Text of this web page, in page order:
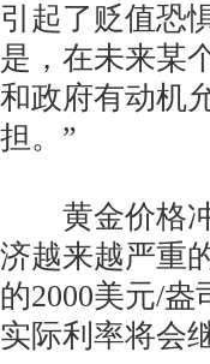
引起了贬值恐
是，在未来某
和政府有动机
担。”
黄金价格冲
济越来越严重
的2000美元/
实际利率将会